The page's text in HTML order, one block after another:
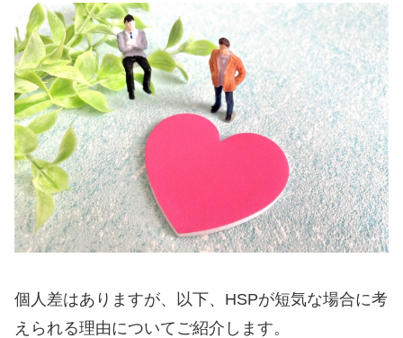
個人差はありますが、以下、HSPが短気な場合に考
えられる理由についてご紹介します。